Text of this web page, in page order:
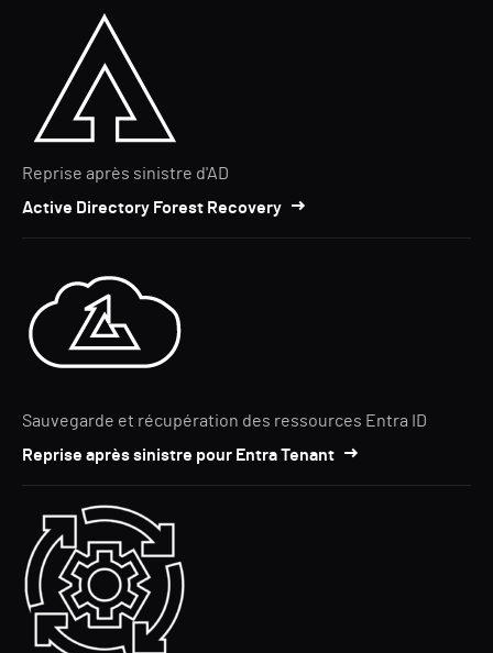
Reprise après sinistre d'AD
Active Directory Forest Recovery
Sauvegarde et récupération des ressources Entra ID
Reprise après sinistre pour Entra Tenant